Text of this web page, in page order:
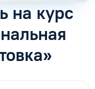
на курс